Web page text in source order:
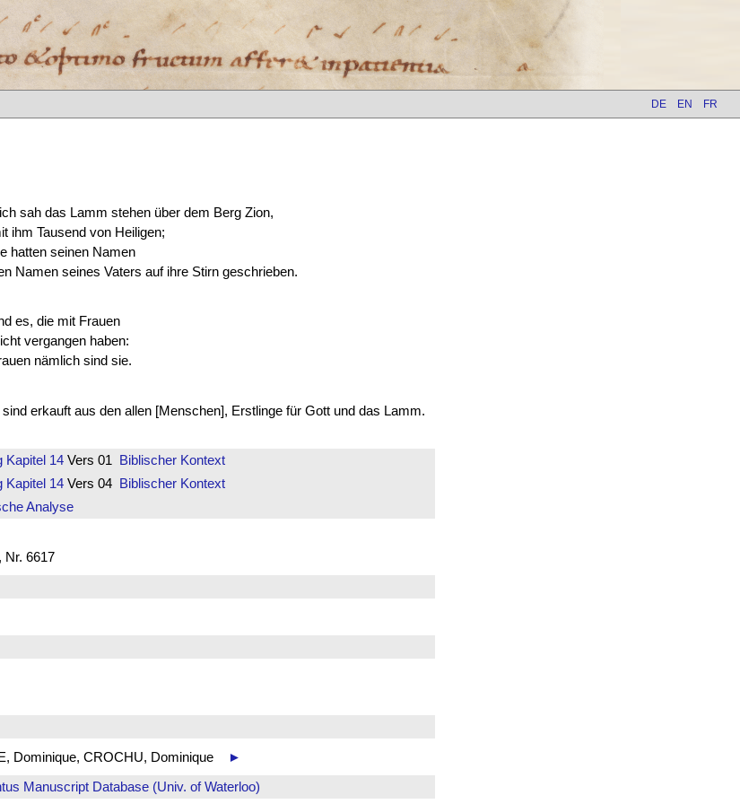
DE EN FR
sah das Lamm stehen über dem Berg Zion,
ihm Tausend von Heiligen;
hatten seinen Namen
Namen seines Vaters auf ihre Stirn geschrieben.
es, die mit Frauen
vergangen haben:
nämlich sind sie.
sind erkauft aus den allen [Menschen], Erstlinge für Gott und das Lamm.
Kapitel 14Vers 01 Biblischer Kontext
Kapitel 14Vers 04 Biblischer Kontext
Analyse
Nr. 6617
Dominique, CROCHU, Dominique
►
Manuscript Database (Univ. of Waterloo)